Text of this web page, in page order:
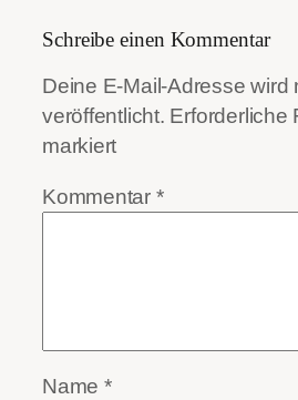
Schreibe einen Kommentar
Deine E-Mail-Adresse wird
veröffentlicht. Erforderliche
markiert
Kommentar *
Name *